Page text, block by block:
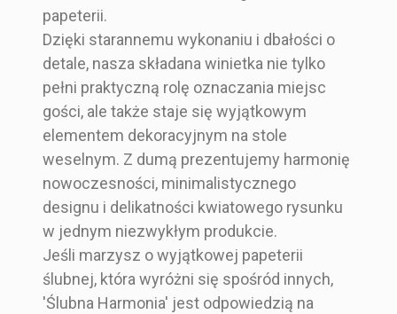
papeterii.
Dzięki starannemu wykonaniu i dbałości o
detale, nasza składana winietka nie tylko
pełni praktyczną rolę oznaczania miejsc
gości, ale także staje się wyjątkowym
elementem dekoracyjnym na stole
weselnym. Z dumą prezentujemy harmonię
nowoczesności, minimalistycznego
designu i delikatności kwiatowego rysunku
w jednym niezwykłym produkcie.
Jeśli marzysz o wyjątkowej papeterii
ślubnej, która wyróżni się spośród innych,
'Ślubna Harmonia' jest odpowiedzią na
Rozmiar 4,5 cm x 7 cm
Kształt Prostokąt
Zestaw Zawiera Winietkę
Rodzaj Składani
A
Pojedyncza kart
a
weselnych
-
SREBRNA
FOLIA
gości
weselnych
-
czerwone
róże +
złoto
/ FOLIA
SREBRNA
9,00 zł 8,00 zł 8,00 zł 5,50 zł
Ze
srebrzeniem
Klasyczny i
formalny
Prosty i
Minimalistyczny
Srebrny Czerwony